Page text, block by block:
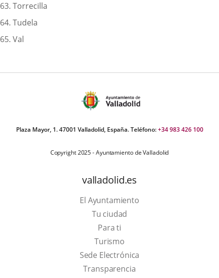
63. Torrecilla
64. Tudela
65. Val
Plaza Mayor, 1. 47001 Valladolid, España. Teléfono:+34 983 426 100
Copyright 2025 - Ayuntamiento de Valladolid
valladolid.es
El Ayuntamiento
Tu ciudad
Para ti
TurismoThis
link
will
Sede Electrónica
Transparencia